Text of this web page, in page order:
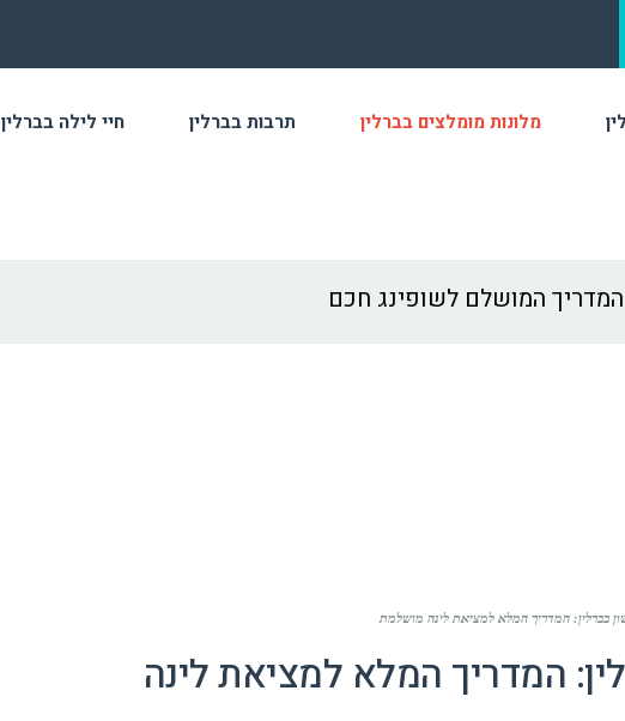
מלונות מומלצים בברלין תרבות בברלין חיי לילה בברלין
בברלין: המדריך המלא למציאת לינה מושלמת
המדריך המלא למציאת לינה